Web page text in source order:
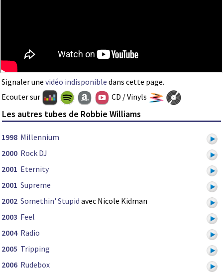
Signaler une vidéo indisponible dans cette page.
Ecouter sur
CD / Vinyls
Les autres tubes de Robbie Williams
1998 Millennium
2000 Rock DJ
2001 Eternity
2001 Supreme
2002 Somethin' Stupid avec Nicole Kidman
2003 Feel
2004 Radio
2005 Tripping
2006 Rudebox